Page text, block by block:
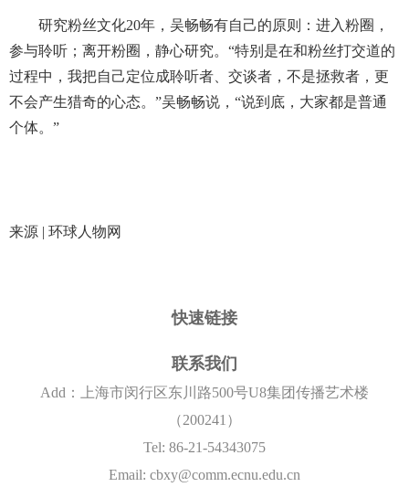
研究粉丝文化20年，吴畅畅有自己的原则：进入粉圈，
参与聆听；离开粉圈，静心研究。“特别是在和粉丝打交道的
过程中，我把自己定位成聆听者、交谈者，不是拯救者，更
不会产生猎奇的心态。”吴畅畅说，“说到底，大家都是普通
个体。”
来源 | 环球人物网
快速链接
联系我们
Add：上海市闵行区东川路500号U8集团传播艺术楼
（200241）
Tel: 86-21-54343075
Email: cbxy@comm.ecnu.edu.cn